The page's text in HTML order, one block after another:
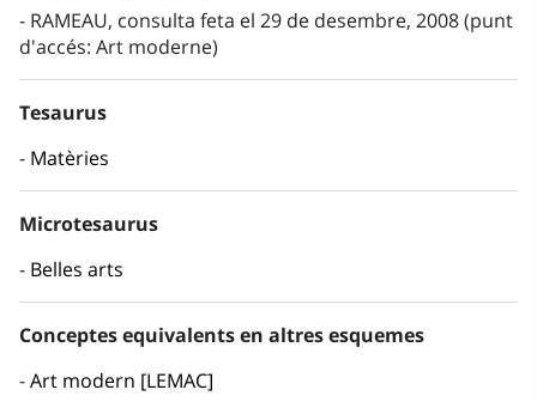
RAMEAU, consulta feta el 29 de desembre, 2008 (punt
d'accés: Art moderne)
Tesaurus
Matèries
Microtesaurus
Belles arts
Conceptes equivalents en altres esquemes
Art modern [LEMAC]